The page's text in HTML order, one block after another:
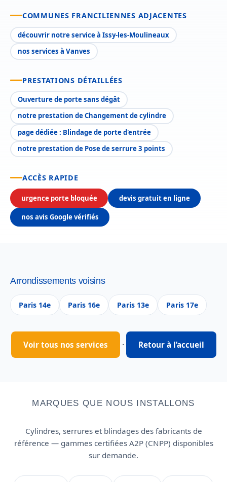
COMMUNES FRANCILIENNES ADJACENTES
découvrir notre service à Issy-les-Moulineaux
nos services à Vanves
PRESTATIONS DÉTAILLÉES
Ouverture de porte sans dégât
notre prestation de Changement de cylindre
page dédiée : Blindage de porte d'entrée
notre prestation de Pose de serrure 3 points
ACCÈS RAPIDE
urgence porte bloquée devis gratuit en ligne
nos avis Google vérifiés
Arrondissements voisins
Paris 14e Paris 16e Paris 13e Paris 17e
Voir tous nos services · Retour à l’accueil
MARQUES QUE NOUS INSTALLONS
Cylindres, serrures et blindages des fabricants de
référence — gammes certifiées A2P (CNPP) disponibles
sur demande.